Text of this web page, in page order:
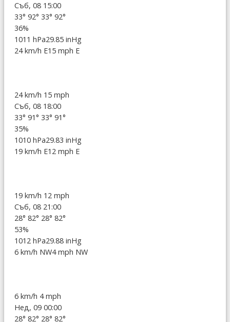
Съб, 08 15:00
33° 92° 33° 92°
36%
1011 hPa29.85 inHg
24 km/h E15 mph E
24 km/h 15 mph
Съб, 08 18:00
33° 91° 33° 91°
35%
1010 hPa29.83 inHg
19 km/h E12 mph E
19 km/h 12 mph
Съб, 08 21:00
28° 82° 28° 82°
53%
1012 hPa29.88 inHg
6 km/h NW4 mph NW
6 km/h 4 mph
Нед, 09 00:00
28° 82° 28° 82°